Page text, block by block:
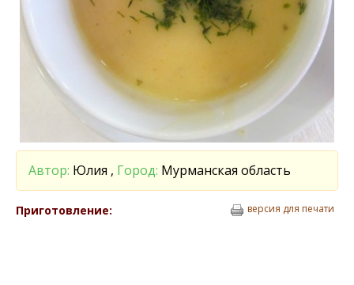
Автор: Юлия , Город: Мурманская область
Приготовление: версия для печати